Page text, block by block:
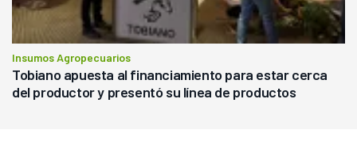
Insumos Agropecuarios
Tobiano apuesta al financiamiento para estar cerca
del productor y presentó su línea de productos